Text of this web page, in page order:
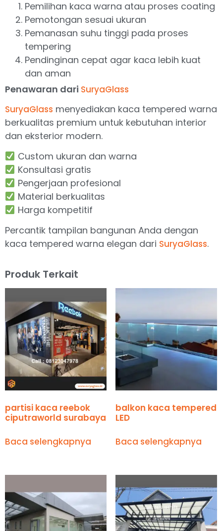
Pemilihan kaca warna atau proses coating
Pemotongan sesuai ukuran
Pemanasan suhu tinggi pada proses
tempering
Pendinginan cepat agar kaca lebih kuat
dan aman
Penawaran dari SuryaGlass
SuryaGlass menyediakan kaca tempered warna
berkualitas premium untuk kebutuhan interior
dan eksterior modern.
Custom ukuran dan warna
Konsultasi gratis
Pengerjaan profesional
Material berkualitas
Harga kompetitif
Percantik tampilan bangunan Anda dengan
kaca tempered warna elegan dari SuryaGlass.
Produk Terkait
partisi kaca reebok
ciputraworld surabaya
Baca selengkapnya
balkon kaca tempered
LED
Baca selengkapnya